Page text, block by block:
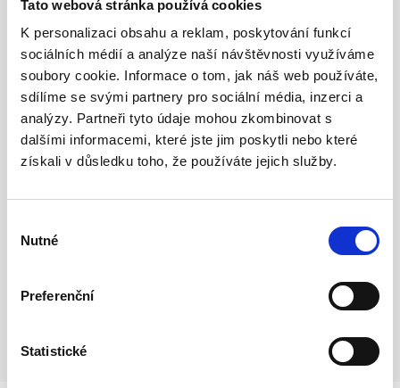
Tato webová stránka používá cookies
K personalizaci obsahu a reklam, poskytování funkcí
sociálních médií a analýze naší návštěvnosti využíváme
soubory cookie. Informace o tom, jak náš web používáte,
sdílíme se svými partnery pro sociální média, inzerci a
analýzy. Partneři tyto údaje mohou zkombinovat s
dalšími informacemi, které jste jim poskytli nebo které
získali v důsledku toho, že používáte jejich služby.
souhlasu
Nutné
Preferenční
Statistické